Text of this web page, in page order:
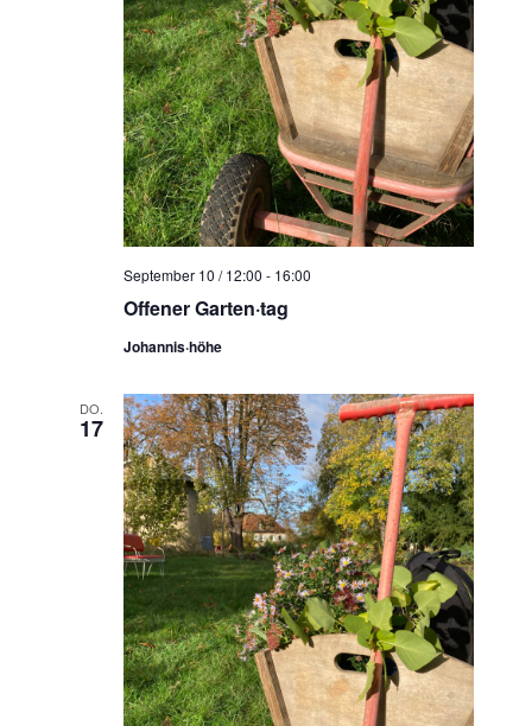
Offener Garten·tag
September 10 / 12:00 - 16:00
Johannis·höhe
DO.
17